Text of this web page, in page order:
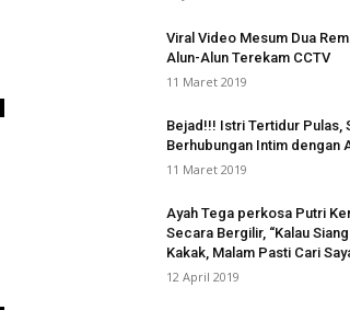
Viral Video Mesum Dua
Alun-Alun Terekam CCTV
11 Maret 2019
Bejad!!! Istri Tertidur Pulas,
Berhubungan Intim dengan
11 Maret 2019
Ayah Tega perkosa Putri
Secara Bergilir, “Kalau
Kakak, Malam Pasti Cari
12 April 2019